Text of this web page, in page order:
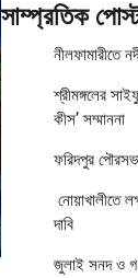
সাম্প্রতিক
নীলফামারীতে
শ্রীমঙ্গলের
কীস’ সম্মাননা
ফরিদপুর
নোয়াখালীতে
দাবি
জুলাই সনদ ও